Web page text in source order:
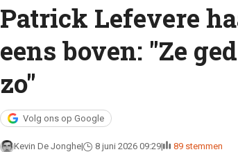
Patrick Lefevere
eens boven: "Ze
zo"
Volg ons op Google
Kevin De Jonghe 8 juni 2026 09:29 89 stemmen